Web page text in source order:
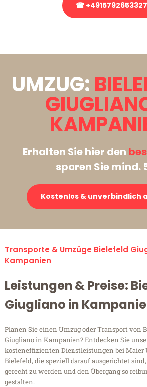
☎ +4915792653327
UMZUG:
Erhalten Sie hier den
sparen Sie mind.
Kostenlos & unverbindlich
Transporte & Umzüge Bielefeld
Kampanien
Leistungen & Preise:
Giugliano in
Planen Sie einen Umzug oder Transport von
Giugliano in Kampanien? Entdecken Sie
kosteneffizienten Dienstleistungen bei Maier
Bielefeld, die speziell darauf ausgerichtet
gerecht zu werden und den Übergang so
gestalten.